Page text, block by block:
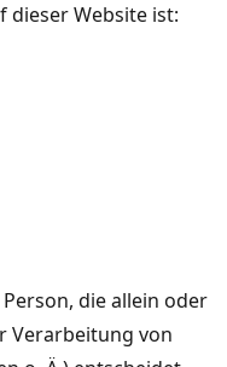
Website ist:
die allein oder
Verarbeitung von